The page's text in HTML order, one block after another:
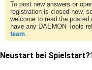
To post new answers or
registration is closed now,
welcome to read the
have any DAEMON Tools
team.
Neustart bei